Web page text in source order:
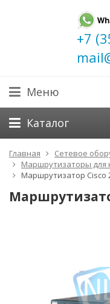
+7
Меню
Каталог
Главная Сетевое
Маршрутизаторы для
Маршрутизатор Cisco